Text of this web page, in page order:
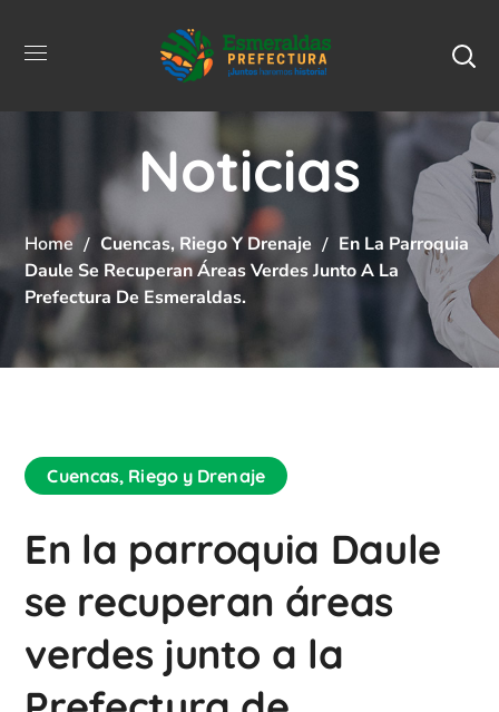
Noticias
Home Cuencas, Riego Y Drenaje
En La Parroquia
Daule Se Recuperan Áreas Verdes Junto A La
Prefectura De Esmeraldas.
Cuencas, Riego y Drenaje
En la parroquia Daule
se recuperan áreas
verdes junto a la